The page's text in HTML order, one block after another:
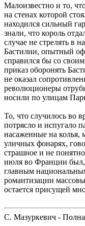
Малоизвестно и то,
на стенах которой
находился сильный
знали, что король
случае не стрелять в
Бастилии, опытный
справился бы со
приказ оборонять
не оказал
революционеры
носили по улицам
То, что случилось во
потрясло и испугало
насаженные на
уличных фонарях,
страшное и не
июля во Франции был,
главным
романтизации
остается присущей
С. Мазуркевич -